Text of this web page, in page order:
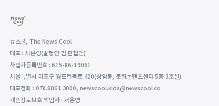
뉴스쿨, The News'Cool
대표 : 서은영(발행인 겸 편집인)
사업자등록번호 : 615-86-19061
서울특별시 마포구 월드컵북로 400(상암동, 문화콘텐츠센터 5층 3호실)
대표전화 : 070.8861.3000, newscool.kids@newscool.co
개인정보보호 책임자 : 서은영